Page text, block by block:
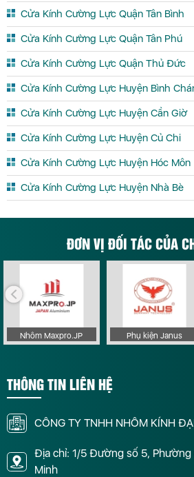
Cửa Kính Cường Lực Quận Tân Bình
Cửa Kính Cường Lực Quận Tân Phú
Cửa Kính Cường Lực Quận Thủ Đức
Cửa Kính Cường Lực Huyện Bình
Cửa Kính Cường Lực Huyện Cần Giờ
Cửa Kính Cường Lực Huyện Củ Chi
Cửa Kính Cường Lực Huyện Hóc Môn
Cửa Kính Cường Lực Huyện Nhà Bè
ĐƠN VỊ ĐỐI TÁC CỦA
Nhôm Maxpro.JP Phụ kiện Janus
THÔNG TIN LIÊN HỆ
CÔNG TY TNHH NHÔM KÍNH
Địa chỉ: 1/5 Đường số 5, Phường
Minh